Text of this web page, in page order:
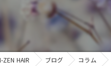
ージ毛
HAIR ブログ コラム